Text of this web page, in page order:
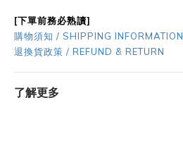
[下單前務必熟讀]
購物須知 / SHIPPING INFORMATION
退換貨政策 / REFUND & RETURN
了解更多